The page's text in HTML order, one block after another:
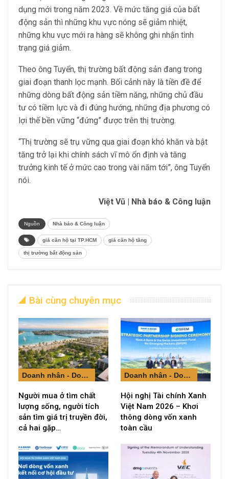
dụng mới trong năm 2023. Về mức tăng giá của bất
động sản thì những khu vực nóng sẽ giảm nhiệt,
những khu vực mới ra hàng sẽ không ghi nhận tình
trạng giá giảm.
Theo ông Tuyển, thị trường bất động sản đang trong
giai đoạn thanh lọc mạnh. Bối cảnh này là tiền đề để
những dòng bất động sản tiềm năng, những chủ đầu
tư có tiềm lực và đi đúng hướng, những địa phương có
lợi thế bền vững “đứng” được trên thị trường.
“Thị trường sẽ trụ vững qua giai đoạn khó khăn và bật
tăng trở lại khi chính sách vĩ mô ổn định và tăng
trưởng kinh tế ở mức cao trong vài năm tới”, ông Tuyển
nói.
Việt Vũ | Nhà báo & Công luận
Nguồn Nhà báo & Công luận
giá căn hộ tại TP.HCM giá căn hộ tăng
thị trường bất động sản
Bài cùng chuyên mục
Doanh nhân - Doanh nghiệp
Người mua ở tìm chất
lượng sống, người tích
sản tìm giá trị truyền đời,
cả hai gặp…
Doanh nhân - Doanh nghiệp
Hội nghị Tài chính Xanh
Việt Nam 2026 – Khơi
thông dòng vốn xanh
toàn cầu